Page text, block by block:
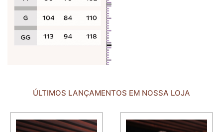
ÚLTIMOS LANÇAMENTOS EM NOSSA LOJA